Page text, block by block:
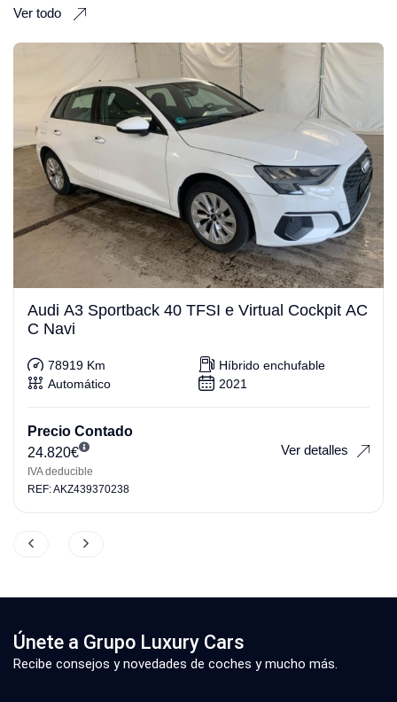
Ver todo
Audi A3 Sportback 40 TFSI e Virtual Cockpit AC
C Navi
78919 Km
Híbrido enchufable
Automático
2021
Precio Contado
24.820€
IVA deducible
Ver detalles
REF: AKZ439370238
Únete a Grupo Luxury Cars
Recibe consejos y novedades de coches y mucho más.